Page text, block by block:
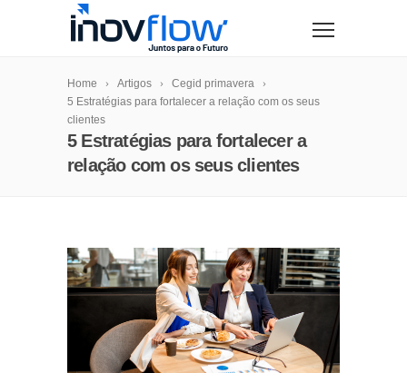
Home Artigos
Cegid primavera
5 Estratégias para fortalecer a relação com os seus
clientes
5 Estratégias para fortalecer a
relação com os seus clientes